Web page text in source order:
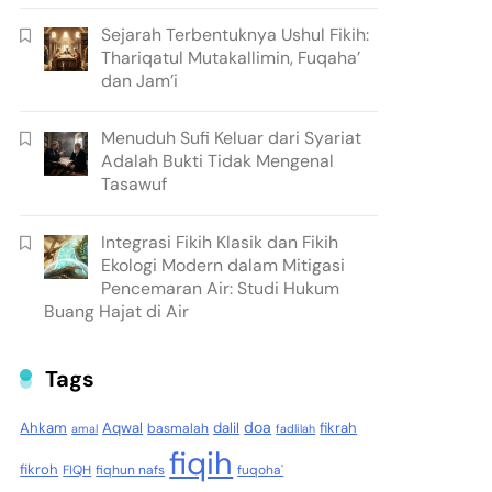
Sejarah Terbentuknya Ushul Fikih:
Thariqatul Mutakallimin, Fuqaha’
dan Jam’i
Menuduh Sufi Keluar dari Syariat
Adalah Bukti Tidak Mengenal
Tasawuf
Integrasi Fikih Klasik dan Fikih
Ekologi Modern dalam Mitigasi
Pencemaran Air: Studi Hukum
Buang Hajat di Air
Tags
Ahkam amal Aqwal basmalah dalil doa fadlilah fikrah
fikroh FIQH fiqhun nafs fiqih fuqoha'